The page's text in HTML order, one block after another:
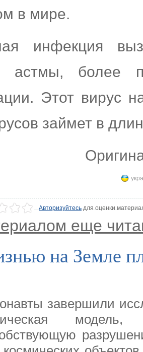
в мире.
инфекция
астмы, более
Этот вирус
займет в
Авторизуйтесьдля оценки
еще
на Земле
завершили
модель,